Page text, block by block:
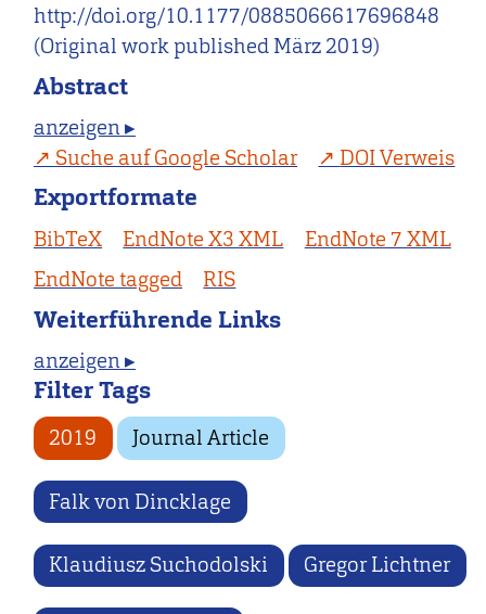
http://doi.org/10.1177/0885066617696848
(Original work published März 2019)
Abstract
anzeigen ▸
Suche auf Google Scholar
DOI Verweis
Exportformate
BibTeX EndNote X3 XML
EndNote 7 XML
EndNote tagged
RIS
Weiterführende Links
anzeigen ▸
Filter Tags
2019 Journal Article
Falk von Dincklage
Klaudiusz Suchodolski Gregor Lichtner